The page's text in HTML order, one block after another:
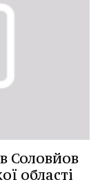
Соловйов
області